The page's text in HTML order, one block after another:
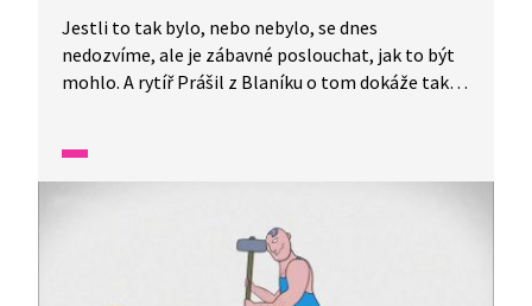
Jestli to tak bylo, nebo nebylo, se dnes
nedozvíme, ale je zábavné poslouchat, jak to být
mohlo. A rytíř Prášil z Blaníku o tom dokáže tak
beraní král ostatní berany obarvil. Věděli jste, že